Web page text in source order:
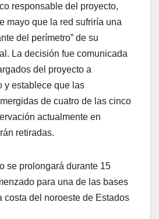
responsable del proyecto,
mayo que la red sufriría una
del perímetro” de su
La decisión fue comunicada
del proyecto a
y establece que las
de cuatro de las cinco
actualmente en
retiradas.
se prolongará durante 15
para una de las bases
costa del noroeste de Estados